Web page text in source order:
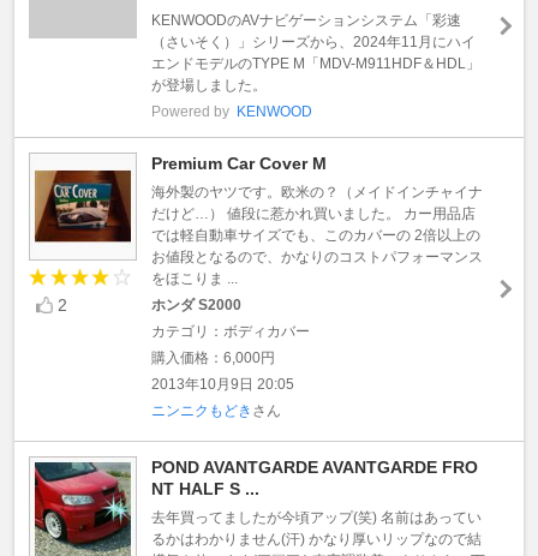
KENWOODのAVナビゲーションシステム「彩速
（さいそく）」シリーズから、2024年11月にハイ
エンドモデルのTYPE M「MDV-M911HDF＆HDL」
が登場しました。
Powered by KENWOOD
2
Premium Car Cover M
海外製のヤツです。欧米の？（メイドインチャイナ
だけど…） 値段に惹かれ買いました。 カー用品店
では軽自動車サイズでも、このカバーの 2倍以上の
お値段となるので、かなりのコストパフォーマンス
をほこりま ...
ホンダ S2000
カテゴリ：ボディカバー
購入価格：6,000円
2013年10月9日 20:05
ニンニクもどき さん
POND AVANTGARDE AVANTGARDE FRO
NT HALF S ...
去年買ってましたが今頃アップ(笑) 名前はあってい
るかはわかりません(汗) かなり厚いリップなので結